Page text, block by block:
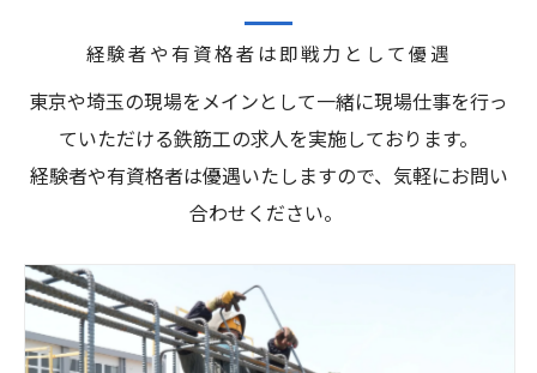
経験者や有資格者は即戦力として優遇
東京や埼玉の現場をメインとして一緒に現場仕事を行っ
ていただける鉄筋工の求人を実施しております。
経験者や有資格者は優遇いたしますので、気軽にお問い
合わせください。